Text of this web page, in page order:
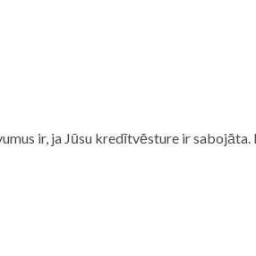
ir, ja Jūsu kredītvēsture ir